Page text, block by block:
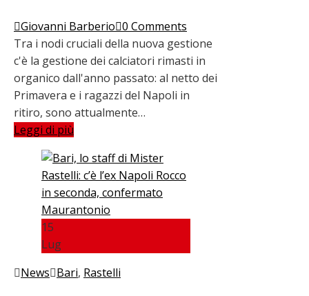
Giovanni Barberio 0 Comments
Tra i nodi cruciali della nuova gestione
c'è la gestione dei calciatori rimasti in
organico dall'anno passato: al netto dei
Primavera e i ragazzi del Napoli in
ritiro, sono attualmente…
Leggi di più
15
Lug
News Bari, Rastelli